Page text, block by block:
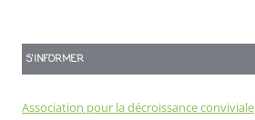
S'INFORMER
Association pour la décroissance conviviale